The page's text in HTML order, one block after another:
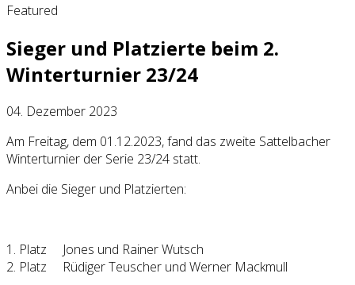
Featured
Sieger und Platzierte beim 2.
Winterturnier 23/24
04. Dezember 2023
Am Freitag, dem 01.12.2023, fand das zweite Sattelbacher
Winterturnier der Serie 23/24 statt.
Anbei die Sieger und Platzierten:
1. Platz Jones und Rainer Wutsch
2. Platz Rüdiger Teuscher und Werner Mackmull